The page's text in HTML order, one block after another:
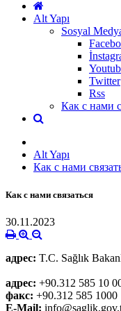
Alt Yapı
Sosyal
Twitter
Rss
Как с нами
Alt Yapı
Как с нами
Как с нами связаться
30.11.2023
адрес: T.C. Sağlık
адрес: +90.312 585 10
факс: +90.312 585 1000
E-Mail: